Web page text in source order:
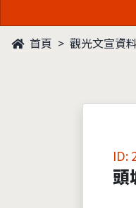
首頁 觀光文宣資料
ID:
頭